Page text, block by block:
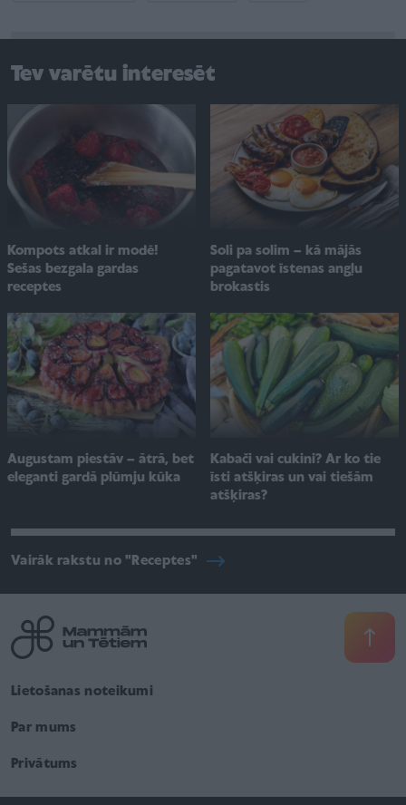
Tev varētu interesēt
Kompots atkal ir modē!
Sešas bezgala gardas
receptes
Soli pa solim – kā mājās
pagatavot īstenas angļu
brokastis
Augustam piestāv – ātrā, bet
eleganti gardā plūmju kūka
Kabači vai cukini? Ar ko tie
īsti atšķiras un vai tiešām
atšķiras?
Vairāk rakstu no "Receptes"
Lietošanas noteikumi
Par mums
Privātums